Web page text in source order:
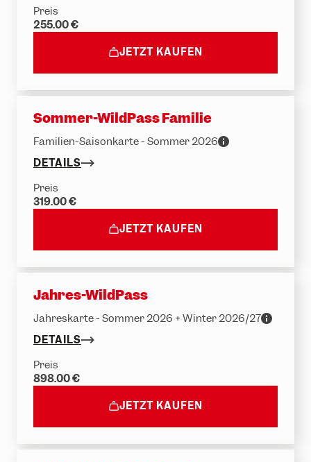
Preis
255.00 €
JETZT KAUFEN
Sommer-WildPass Familie
Familien-Saisonkarte - Sommer 2026
DETAILS
Preis
319.00 €
JETZT KAUFEN
Jahres-WildPass
Jahreskarte - Sommer 2026 + Winter 2026/27
DETAILS
Preis
898.00 €
JETZT KAUFEN